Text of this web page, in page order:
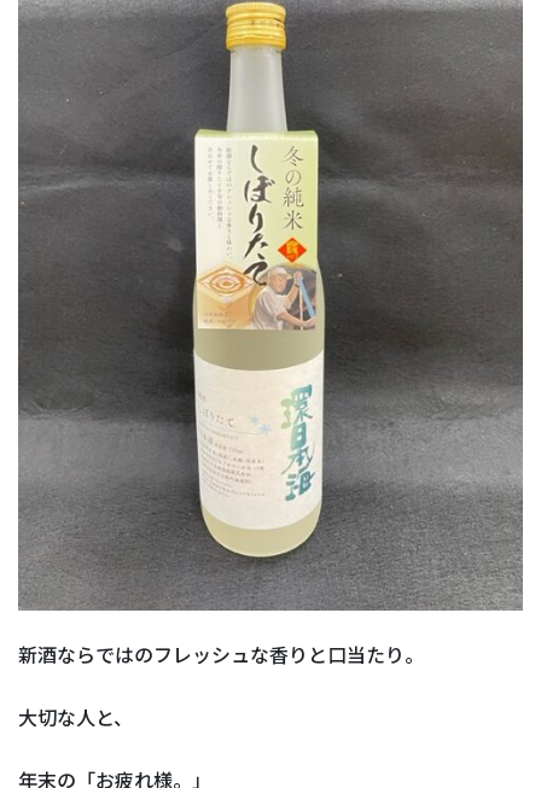
新酒ならではのフレッシュな香りと口当たり。
大切な人と、
年末の「お疲れ様。」